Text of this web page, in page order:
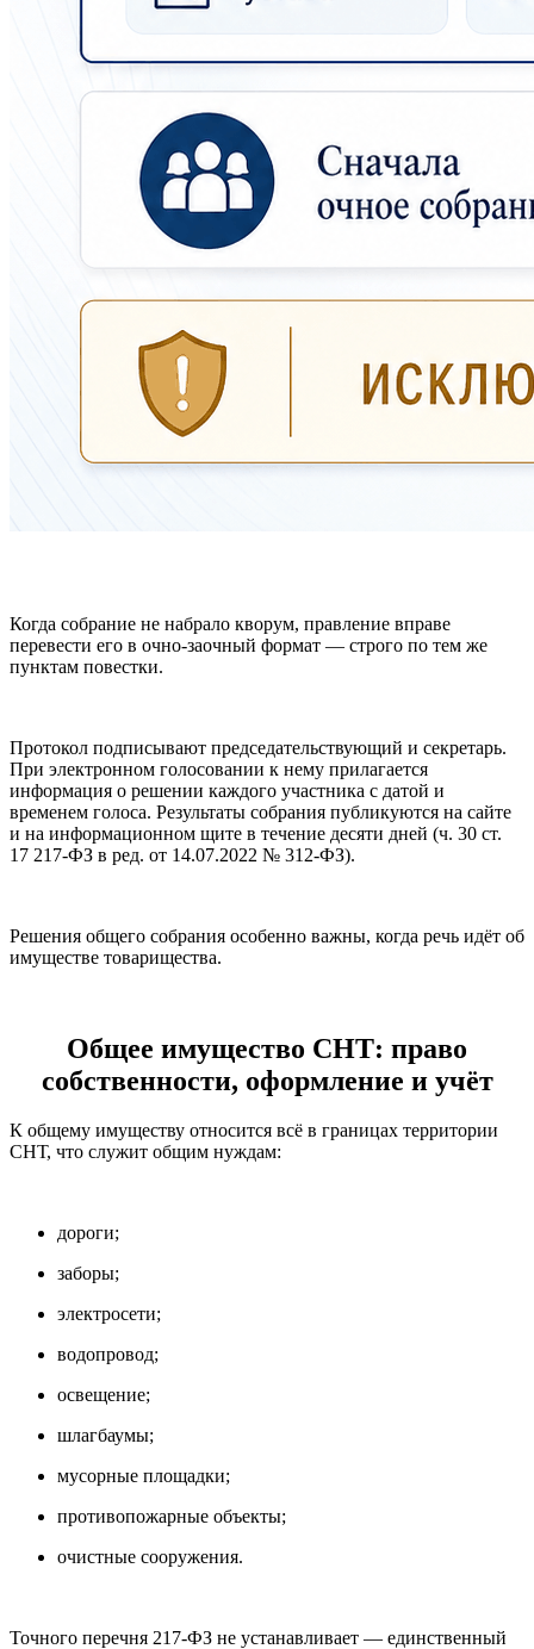
Когда собрание не набрало кворум, правление вправе
перевести его в очно-заочный формат — строго по тем же
пунктам повестки.
Протокол подписывают председательствующий и секретарь.
При электронном голосовании к нему прилагается
информация о решении каждого участника с датой и
временем голоса. Результаты собрания публикуются на сайте
и на информационном щите в течение десяти дней (ч. 30 ст.
17 217-ФЗ в ред. от 14.07.2022 № 312-ФЗ).
Решения общего собрания особенно важны, когда речь идёт об
имуществе товарищества.
Общее имущество СНТ: право
собственности, оформление и учёт
К общему имуществу относится всё в границах территории
СНТ, что служит общим нуждам:
дороги;
заборы;
электросети;
водопровод;
освещение;
шлагбаумы;
мусорные площадки;
противопожарные объекты;
очистные сооружения.
Точного перечня 217-ФЗ не устанавливает — единственный